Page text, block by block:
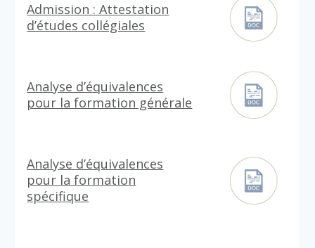
Admission : Attestation
d’études collégiales
Analyse d’équivalences
pour la formation générale
Analyse d’équivalences
pour la formation
spécifique